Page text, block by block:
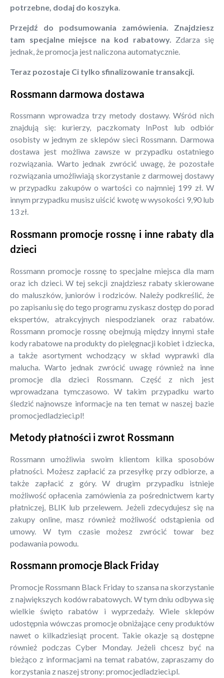
potrzebne, dodaj do koszyka.
Przejdź do podsumowania zamówienia. Znajdziesz
tam specjalne miejsce na kod rabatowy. Zdarza się
jednak, że promocja jest naliczona automatycznie.
Teraz pozostaje Ci tylko sfinalizowanie transakcji.
Rossmann darmowa dostawa
Rossmann wprowadza trzy metody dostawy. Wśród nich
znajdują się: kurierzy, paczkomaty InPost lub odbiór
osobisty w jednym ze sklepów sieci Rossmann. Darmowa
dostawa jest możliwa zawsze w przypadku ostatniego
rozwiązania. Warto jednak zwrócić uwagę, że pozostałe
rozwiązania umożliwiają skorzystanie z darmowej dostawy
w przypadku zakupów o wartości co najmniej 199 zł. W
innym przypadku musisz uiścić kwotę w wysokości 9,90 lub
13 zł.
Rossmann promocje rossnę i inne rabaty dla
dzieci
Rossmann promocje rossnę to specjalne miejsca dla mam
oraz ich dzieci. W tej sekcji znajdziesz rabaty skierowane
do maluszków, juniorów i rodziców. Należy podkreślić, że
po zapisaniu się do tego programu zyskasz dostęp do porad
ekspertów, atrakcyjnych niespodzianek oraz rabatów.
Rossmann promocje rossnę obejmują między innymi stałe
kody rabatowe na produkty do pielęgnacji kobiet i dziecka,
a także asortyment wchodzący w skład wyprawki dla
malucha. Warto jednak zwrócić uwagę również na inne
promocje dla dzieci Rossmann. Część z nich jest
wprowadzana tymczasowo. W takim przypadku warto
śledzić najnowsze informacje na ten temat w naszej bazie
promocjedladzieci.pl!
Metody płatności i zwrot Rossmann
Rossmann umożliwia swoim klientom kilka sposobów
płatności. Możesz zapłacić za przesyłkę przy odbiorze, a
także zapłacić z góry. W drugim przypadku istnieje
możliwość opłacenia zamówienia za pośrednictwem karty
płatniczej, BLIK lub przelewem. Jeżeli zdecydujesz się na
zakupy online, masz również możliwość odstąpienia od
umowy. W tym czasie możesz zwrócić towar bez
podawania powodu.
Rossmann promocje Black Friday
Promocje Rossmann Black Friday to szansa na skorzystanie
z największych kodów rabatowych. W tym dniu odbywa się
wielkie święto rabatów i wyprzedaży. Wiele sklepów
udostępnia wówczas promocje obniżające ceny produktów
nawet o kilkadziesiąt procent. Takie okazje są dostępne
również podczas Cyber Monday. Jeżeli chcesz być na
bieżąco z informacjami na temat rabatów, zapraszamy do
korzystania z naszej strony: promocjedladzieci.pl.